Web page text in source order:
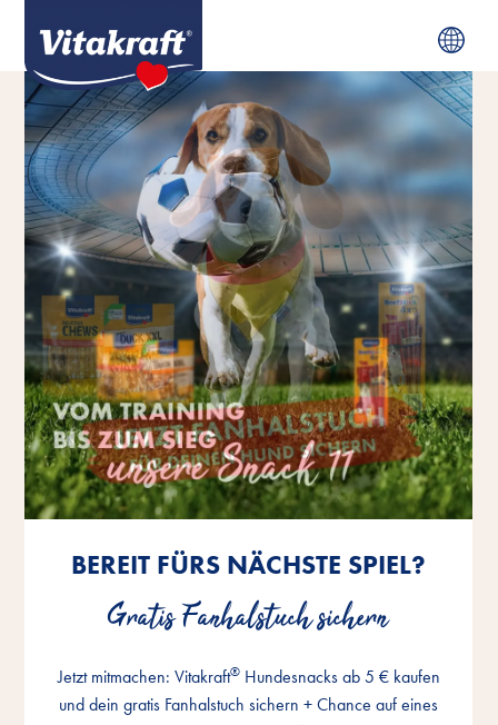
BEREIT FÜRS NÄCHSTE SPIEL?
Gratis Fanhalstuch sichern
Jetzt mitmachen: Vitakraft®Hundesnacks ab 5 € kaufen
und dein gratis Fanhalstuch sichern + Chance auf eines
BEREIT FÜRS NÄCHSTE SPIEL?
Gratis Fanhalstuch sichern
Jetzt mitmachen: Vitakraft®Hundesnacks ab 5 € kaufen
und dein gratis Fanhalstuch sichern + Chance auf eines
BEREIT FÜRS NÄCHSTE SPIEL?
Gratis Fanhalstuch sichern
Jetzt mitmachen: Vitakraft®Hundesnacks ab 5 € kaufen
und dein gratis Fanhalstuch sichern + Chance auf eines